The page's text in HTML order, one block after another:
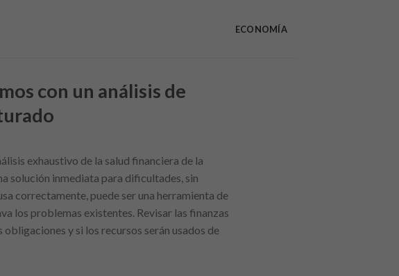
ECONOMÍA
con un análisis de
exhaustivo de la salud financiera de la
solución inmediata para dificultades, sin
correctamente, puede ser una herramienta de
los problemas existentes. Revisar las finanzas
y si los recursos serán usados de